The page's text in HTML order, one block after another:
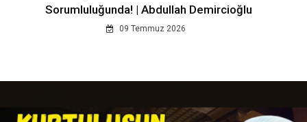
Sorumluluğunda! | Abdullah Demircioğlu
09 Temmuz 2026